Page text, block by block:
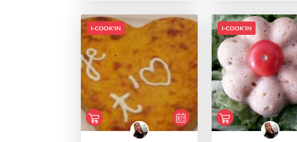
I-COOK'IN I-COOK'IN